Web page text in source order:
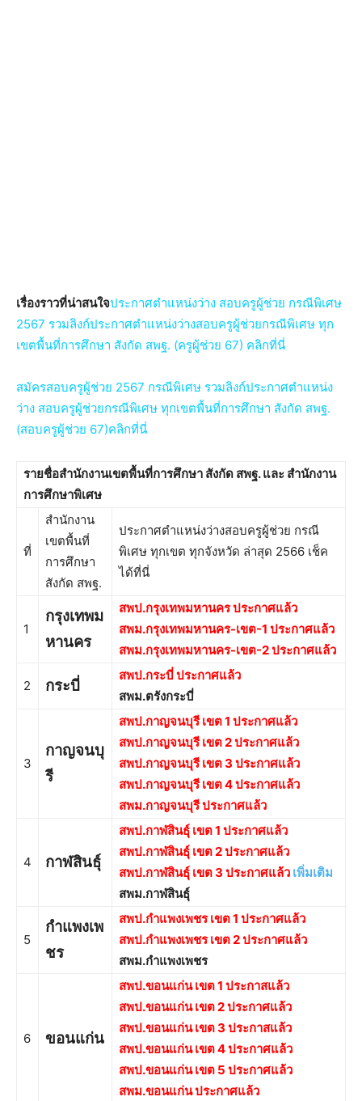
เรื่องราวที่น่าสนใจประกาศตำแหน่งว่าง สอบครูผู้ช่วย กรณีพิเศษ
2567 รวมลิงก์ประกาศตำแหน่งว่างสอบครูผู้ช่วยกรณีพิเศษ ทุก
เขตพื้นที่การศึกษา สังกัด สพฐ. (ครูผู้ช่วย 67) คลิกที่นี่
สมัครสอบครูผู้ช่วย 2567 กรณีพิเศษ รวมลิงก์ประกาศตำแหน่ง
ว่าง สอบครูผู้ช่วยกรณีพิเศษ ทุกเขตพื้นที่การศึกษา สังกัด สพฐ.
(สอบครูผู้ช่วย 67)คลิกที่นี่
รายชื่อสำนักงานเขตพื้นที่การศึกษา สังกัด สพฐ. และ สำนักงาน
การศึกษาพิเศษ
ที่
สำนักงาน
เขตพื้นที่
การศึกษา
สังกัด สพฐ.
ประกาศตำแหน่งว่างสอบครูผู้ช่วย กรณี
พิเศษ ทุกเขต ทุกจังหวัด ล่าสุด 2566 เช็ค
ได้ที่นี่
1
กรุงเทพม
หานคร
สพป.กรุงเทพมหานคร ประกาศแล้ว
สพม.กรุงเทพมหานคร-เขต-1 ประกาศแล้ว
สพม.กรุงเทพมหานคร-เขต-2 ประกาศแล้ว
2 กระบี่
สพป.กระบี่ ประกาศแล้ว
สพม.ตรังกระบี่
3
กาญจนบุ
รี
สพป.กาญจนบุรี เขต 1 ประกาศแล้ว
สพป.กาญจนบุรี เขต 2 ประกาศแล้ว
สพป.กาญจนบุรี เขต 3 ประกาศแล้ว
สพป.กาญจนบุรี เขต 4 ประกาศแล้ว
สพม.กาญจนบุรี ประกาศแล้ว
4 กาฬสินธุ์
สพป.กาฬสินธุ์ เขต 1 ประกาศแล้ว
สพป.กาฬสินธุ์ เขต 2 ประกาศแล้ว
สพป.กาฬสินธุ์ เขต 3 ประกาศแล้ว เพิ่มเติม
สพม.กาฬสินธุ์
5
กำแพงเพ
ชร
สพป.กำแพงเพชร เขต 1 ประกาศแล้ว
สพป.กำแพงเพชร เขต 2 ประกาศแล้ว
สพม.กำแพงเพชร
6 ขอนแก่น
สพป.ขอนแก่น เขต 1 ประกาสแล้ว
สพป.ขอนแก่น เขต 2 ประกาศแล้ว
สพป.ขอนแก่น เขต 3 ประกาสแล้ว
สพป.ขอนแก่น เขต 4 ประกาศแล้ว
สพป.ขอนแก่น เขต 5 ประกาศแล้ว
สพม.ขอนแก่น ประกาศแล้ว